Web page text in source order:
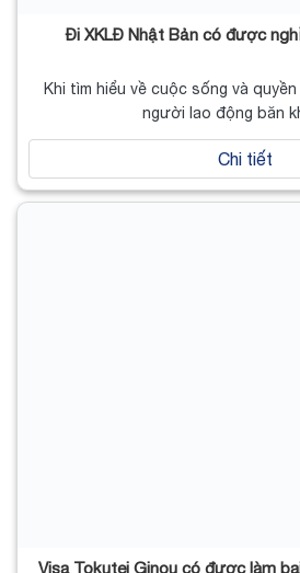
Đi XKLĐ Nhật Bản có được
Khi tìm hiểu về cuộc sống và
người lao động băn
Chi tiết
Visa Tokutei Ginou có được làm